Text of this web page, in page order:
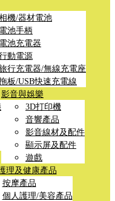
機/器材電池
電池手柄
電池充電器
動電源
行充電器/無線充電座
板/USB快速充電線
影音與娛樂
3D打印機
音響產品
影音線材及配件
顯示屏及配件
遊戲
理及健康產品
按摩產品
個人護理/美容產品